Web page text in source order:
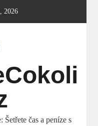
2026
čas a peníze s